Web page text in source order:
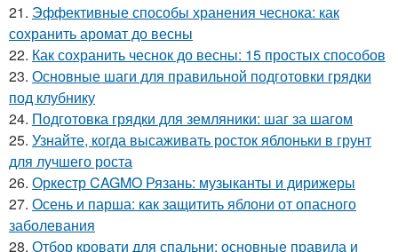
21. Эффективные способы хранения чеснока: как
сохранить аромат до весны
22. Как сохранить чеснок до весны: 15 простых способов
23. Основные шаги для правильной подготовки грядки
под клубнику
24. Подготовка грядки для земляники: шаг за шагом
25. Узнайте, когда высаживать росток яблоньки в грунт
для лучшего роста
26. Оркестр CAGMO Рязань: музыканты и дирижеры
27. Осень и парша: как защитить яблони от опасного
заболевания
28. Отбор кровати для спальни: основные правила и